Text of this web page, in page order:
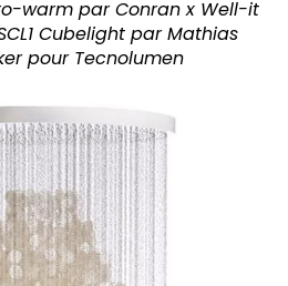
warm par Conran x Well-it
Cubelight par Mathias
pour Tecnolumen